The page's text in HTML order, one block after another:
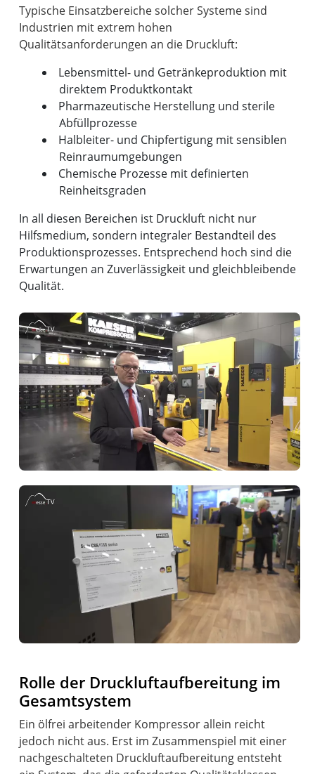
Typische Einsatzbereiche solcher Systeme sind
Industrien mit extrem hohen
Lebensmittel- und Getränkeproduktion mit
direktem Produktkontakt
Pharmazeutische Herstellung und sterile
Abfüllprozesse
Halbleiter- und Chipfertigung mit sensiblen
Reinraumumgebungen
Chemische Prozesse mit definierten
Reinheitsgraden
In all diesen Bereichen ist Druckluft nicht nur
Hilfsmedium, sondern integraler Bestandteil des
Produktionsprozesses. Entsprechend hoch sind die
Erwartungen an Zuverlässigkeit und gleichbleibende
Qualität.
Rolle der Druckluftaufbereitung im
Gesamtsystem
Ein ölfrei arbeitender Kompressor allein reicht
jedoch nicht aus. Erst im Zusammenspiel mit einer
nachgeschalteten Druckluftaufbereitung entsteht